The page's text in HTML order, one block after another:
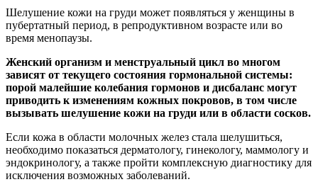
Шелушение кожи на груди может появляться у женщины в
пубертатный период, в репродуктивном возрасте или во
время менопаузы.
Женский организм и менструальный цикл во многом
зависят от текущего состояния гормональной системы:
порой малейшие колебания гормонов и дисбаланс могут
приводить к изменениям кожных покровов, в том числе
вызывать шелушение кожи на груди или в области сосков.
Если кожа в области молочных желез стала шелушиться,
необходимо показаться дерматологу, гинекологу, маммологу и
эндокринологу, а также пройти комплексную диагностику для
исключения возможных заболеваний.